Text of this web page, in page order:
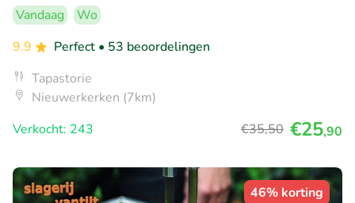
Vandaag
Wo
9.9
Perfect • 53 beoordelingen
Tapastorie
Nieuwerkerken (7km)
Verkocht: 243
€35,50 €25,90
46% korting